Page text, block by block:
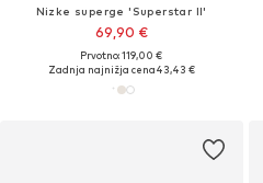
Nizke superge 'Superstar II'
69,90 €
Prvotno: 119,00 €
Zadnja najnižja cena43,43 €